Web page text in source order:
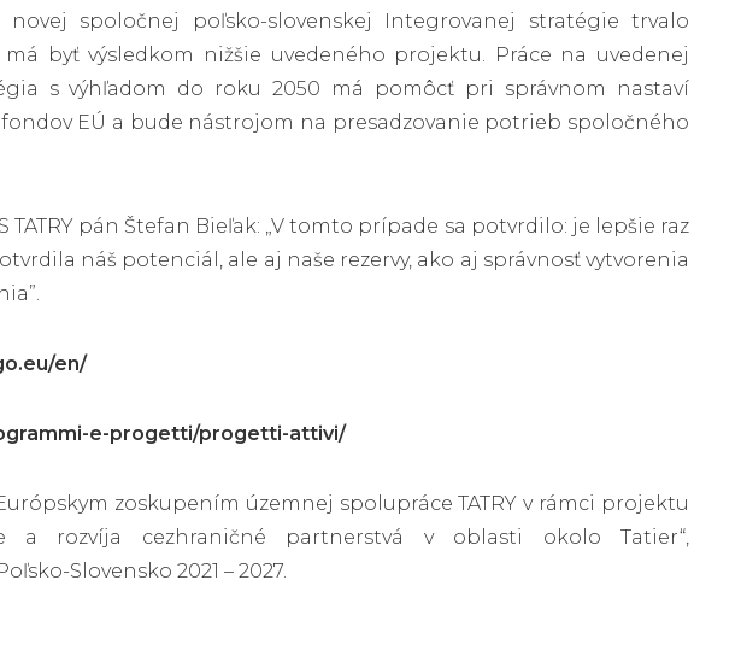
spoločnej poľsko-slovenskej Integrovanej stratégie trvalo
byť výsledkom nižšie uvedeného projektu. Práce na uvedenej
s výhľadom do roku 2050 má pomôcť pri správnom nastaví
EÚ a bude nástrojom na presadzovanie potrieb spoločného
pán Štefan Bieľak: „V tomto prípade sa potvrdilo: je lepšie raz
náš potenciál, ale aj naše rezervy, ako aj správnosť vytvorenia
en/
e-progetti/progetti-attivi/
zoskupením územnej spolupráce TATRY v rámci projektu
a rozvíja cezhraničné partnerstvá v oblasti okolo Tatier“,
Slovensko 2021 – 2027.